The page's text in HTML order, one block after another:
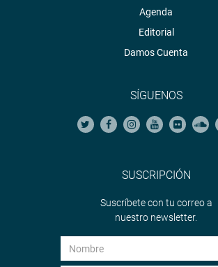
Agenda
Editorial
Damos Cuenta
SÍGUENOS
SUSCRIPCIÓN
Suscríbete con tu correo a
nuestro newsletter.